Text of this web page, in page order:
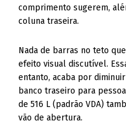
comprimento sugerem,
coluna traseira.
Nada de barras no teto
efeito visual discutível.
entanto, acaba por
banco traseiro para
de 516 L (padrão VDA)
vão de abertura.